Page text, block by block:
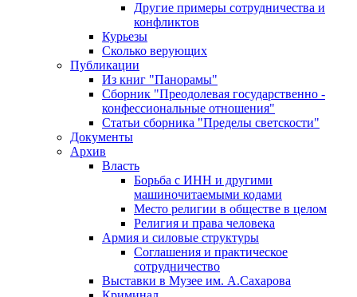
Другие примеры сотрудничества и
конфликтов
Курьезы
Сколько верующих
Публикации
Из книг "Панорамы"
Сборник "Преодолевая государственно -
конфессиональные отношения"
Статьи сборника "Пределы светскости"
Документы
Архив
Власть
Борьба с ИНН и другими
машиночитаемыми кодами
Место религии в обществе в целом
Религия и права человека
Армия и силовые структуры
Соглашения и практическое
сотрудничество
Выставки в Музее им. А.Сахарова